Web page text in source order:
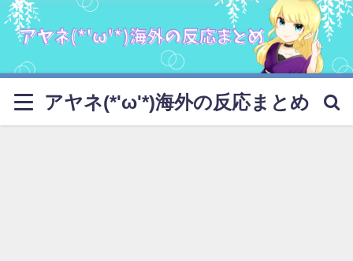
アヤネ(*'ω'*)海外の反応まとめ